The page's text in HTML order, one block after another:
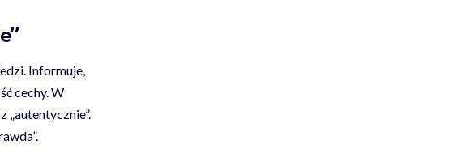
Informuje,
cechy. W
„autentycznie”.